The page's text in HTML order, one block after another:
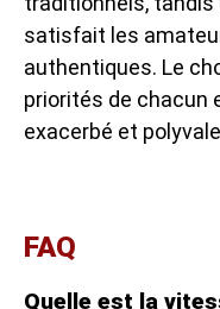
satisfait les
authentiques. Le
priorités de chacun
exacerbé et
FAQ
Quelle est la